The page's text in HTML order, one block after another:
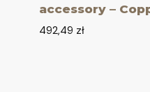
accessory –
492,49 zł